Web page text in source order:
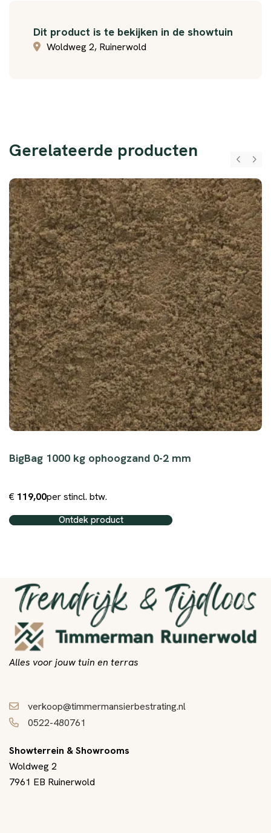
Dit product is te bekijken in de showtuin
Woldweg 2, Ruinerwold
Gerelateerde producten
BigBag 1000 kg ophoogzand 0-2 mm
€ 119,00per stincl. btw.
Ontdek product
Alles voor jouw tuin en terras
verkoop@timmermansierbestrating.nl
0522-480761
Showterrein & Showrooms
Woldweg 2
7961 EB Ruinerwold